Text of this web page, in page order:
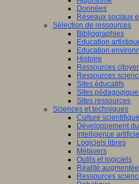
Données
Réseaux sociaux
Sélection de ressources
Bibliographies
Education
Education
Histoire
Ressources
Ressources
Sites éducatifs
Sites
Sites ressources
Sciences et techniques
Culture scientifique
Développement
Intelligence
Logiciels libres
Métavers
Outils et logiciels
Réalité augmentée
Ressources